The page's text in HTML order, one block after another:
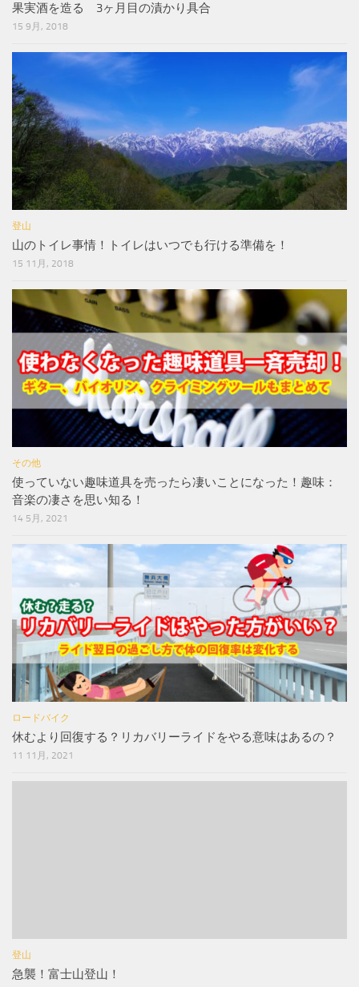
果実酒を造る 3ヶ月目の漬かり具合
15 9月, 2018
登山
山のトイレ事情！トイレはいつでも行ける準備を！
15 11月, 2018
その他
使っていない趣味道具を売ったら凄いことになった！趣味：
音楽の凄さを思い知る！
14 5月, 2021
ロードバイク
休むより回復する？リカバリーライドをやる意味はあるの？
11 11月, 2021
登山
急襲！富士山登山！